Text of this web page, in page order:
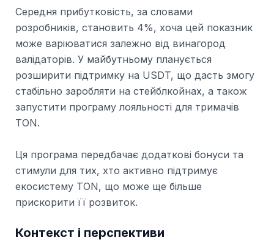
Середня прибутковість, за словами
розробників, становить 4%, хоча цей показник
може варіюватися залежно від винагород
валідаторів. У майбутньому планується
розширити підтримку на USDT, що дасть змогу
стабільно заробляти на стейблкойнах, а також
запустити програму лояльності для тримачів
TON.
Ця програма передбачає додаткові бонуси та
стимули для тих, хто активно підтримує
екосистему TON, що може ще більше
прискорити її розвиток.
Контекст і перспективи